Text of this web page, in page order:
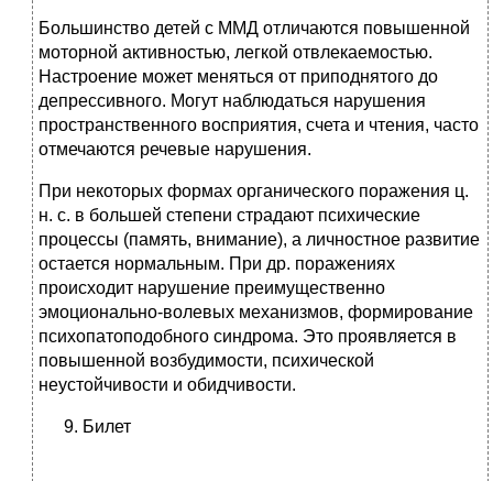
Большинство детей с ММД отличаются повышенной
моторной активностью, легкой отвлекаемостью.
Настроение может меняться от приподнятого до
депрессивного. Могут наблюдаться нарушения
пространственного восприятия, счета и чтения, часто
отмечаются речевые нарушения.
При некоторых формах органического поражения ц.
н. с. в большей степени страдают психические
процессы (память, внимание), а личностное развитие
остается нормальным. При др. поражениях
происходит нарушение преимущественно
эмоционально-волевых механизмов, формирование
психопатоподобного синдрома. Это проявляется в
повышенной возбудимости, психической
неустойчивости и обидчивости.
Билет